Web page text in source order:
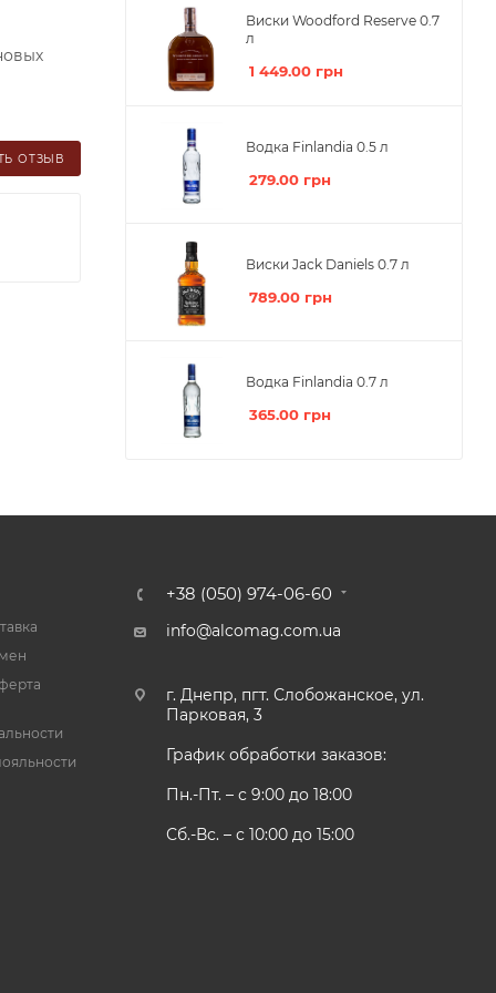
ОТЗЫВ
Виски Woodford Reserve 0.7
л
1 449.00 грн
Водка Finlandia 0.5 л
279.00 грн
Виски Jack Daniels 0.7 л
789.00 грн
Водка Finlandia 0.7 л
365.00 грн
+38 (050) 974-06-60
info@alcomag.com.ua
г. Днепр, пгт. Слобожанское, ул.
Парковая, 3
График обработки заказов:
Пн.-Пт. – с 9:00 до 18:00
Сб.-Вс. – с 10:00 до 15:00